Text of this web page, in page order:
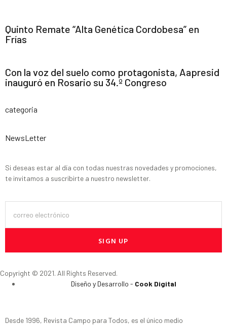
Quinto Remate “Alta Genética Cordobesa” en
Frías
Con la voz del suelo como protagonista, Aapresid
inauguró en Rosario su 34.º Congreso
categoria
NewsLetter
Si deseas estar al día con todas nuestras novedades y promociones,
te invitamos a suscribirte a nuestro newsletter.
SIGN UP
Copyright © 2021. All Rights Reserved.
Diseño y Desarrollo - Cook Digital
Desde 1996, Revista Campo para Todos, es el único medio